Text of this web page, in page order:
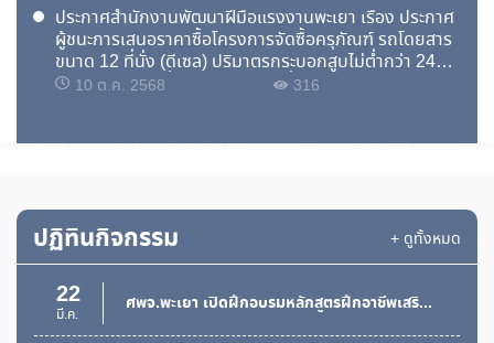
ประกาศสำนักงานพัฒนาฝีมือแรงงานพะเยา เรื่อง ประกาศ
ผู้ชนะการเสนอราคาซื้อโครงการจัดซื้อครุภัณฑ์ รถโดยสาร
ขนาด 12 ที่นั่ง (ดีเซล) ปริมาตรกระบอกสูบไม่ต่ำกว่า 2400
ซีซี หรือกำลังเครื่องยนต์สูงสุดไม่ต่ำกว่า 90 กิโลวัตต์ ด้วย
10 ต.ค. 2568 316
ประกาศสำนักงานพัฒนาฝีมือแรงงานพะเยา เรื่อง ประกวด
เครื่องยนต์สูงสุดไม่ต่ำกว่า 90 กิโลวัตต์ ด้วยวิธีประกวด
ราคาอิเล็กทรอนิกส์ (e-bidding)
ประกาศผู้ชนะการเสนอราคาซื้อวัสดุเพื่อใช้ในการซ่อมแซมสี
พื้นห้องฝึกอบรมช่างเครื่องปรับอากาศ
30 ก.ย. 2568 161
ปฏิทินกิจกรรม + ดูทั้งหมด
22
ธ.ค. โครงการอบรมป้องกันและระงับอัคคีภัย
19
17
ธ.ค. ฝึกอาชีพเสริม สาขาช่างซ่อมเครื่องยนต์เล็กเพื่อการเกษตร
22
มี.ค. ศพจ.พะเยา เปิดฝึกอบรมหลักสูตรฝึกอาชีพเสริม สาขาการเทพื้นคอนกรีต 22 - 26 มีนาคม 2559